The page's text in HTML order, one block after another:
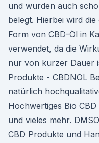
und wurden auch
belegt. Hierbei wird
Form von CBD-Öl in
verwendet, da die
nur von kurzer Dauer
Produkte - CBDNOL
natürlich
Hochwertiges Bio
und vieles mehr.
CBD Produkte und